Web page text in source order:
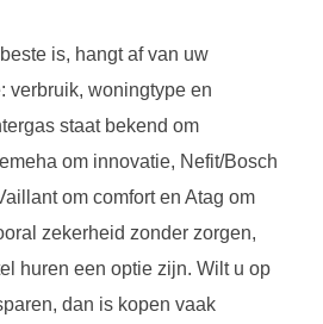
is, hangt af van uw
verbruik, woningtype en
staat bekend om
om innovatie, Nefit/Bosch
om comfort en Atag om
zekerheid zonder zorgen,
huren een optie zijn. Wilt u op
dan is kopen vaak